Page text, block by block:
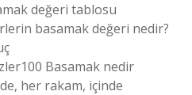
değeri tablosu
basamak değeri nedir?
Basamak nedir
her rakam, içinde